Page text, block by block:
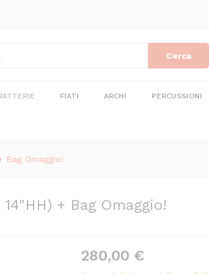
Cerca
FIATI ARCHI PERCUSSIONI
Bag Omaggio!
+ Bag Omaggio!
280,00 €
+ Bag Omaggio!